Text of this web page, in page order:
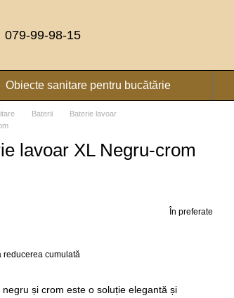
079-99-98-15
Obiecte sanitare pentru bucătărie
Baterii
Baterie lavoar
lavoar XL Negru-crom
În preferate
reducerea cumulată
și crom este o soluție elegantă și